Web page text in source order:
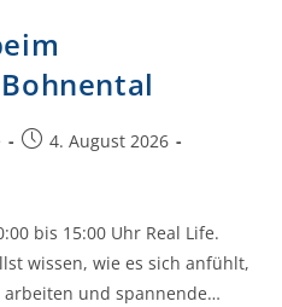
4. August 2026
bis 15:00 Uhr Real Life.
wissen, wie es sich anfühlt,
arbeiten und spannende…